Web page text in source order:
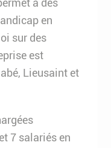
à des
en
sur des
est
Lieusaint et
7 salariés en